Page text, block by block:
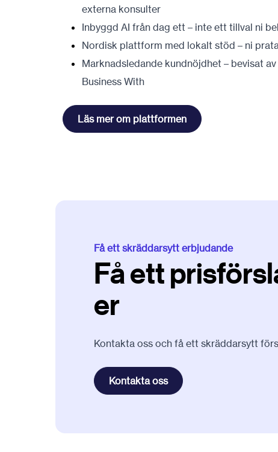
externa konsulter
Inbyggd AI från dag ett – inte ett tillval ni
Nordisk plattform med lokalt stöd – ni
Marknadsledande kundnöjdhet – bevisat
Business With
Läs mer om plattformen
Få ett skräddarsytt erbjudande
Få ett
er
Kontakta oss och få ett skräddarsytt
Kontakta oss